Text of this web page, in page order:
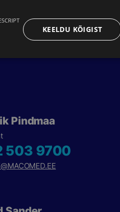
Pindmaa
503 9700
KEELDU KÕIGIST